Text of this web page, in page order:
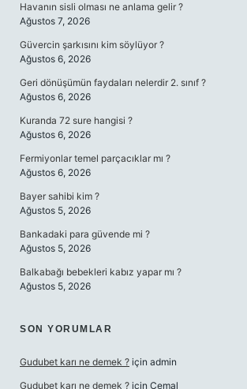
Havanın sisli olması ne anlama gelir ?
Ağustos 7, 2026
Güvercin şarkısını kim söylüyor ?
Ağustos 6, 2026
Geri dönüşümün faydaları nelerdir 2. sınıf ?
Ağustos 6, 2026
Kuranda 72 sure hangisi ?
Ağustos 6, 2026
Fermiyonlar temel parçacıklar mı ?
Ağustos 6, 2026
Bayer sahibi kim ?
Ağustos 5, 2026
Bankadaki para güvende mi ?
Ağustos 5, 2026
Balkabağı bebekleri kabız yapar mı ?
Ağustos 5, 2026
SON YORUMLAR
Gudubet karı ne demek ? için admin
Gudubet karı ne demek ? için Cemal